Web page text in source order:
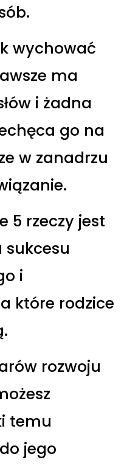
wychować
ma
i żadna
go na
w zanadrzu
5 rzeczy jest
i
które rodzice
rozwoju
temu
jego